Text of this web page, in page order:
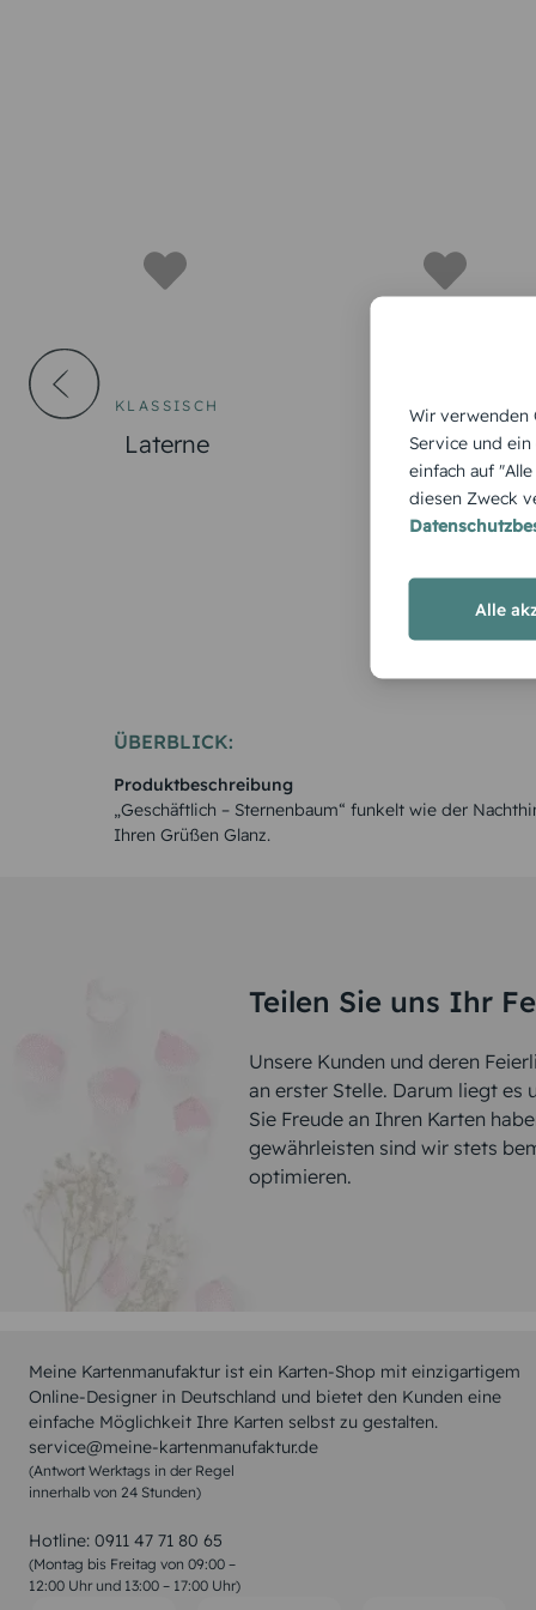
KLASSISCH
Laterne
KLASSISCH
ÜBERBLICK:
Produktbeschreibung
„Geschäftlich – Sternenbaum“ funkelt wie der
Ihren Grüßen Glanz.
Teilen Sie uns Ihr
Unsere Kunden und deren
an erster Stelle. Darum liegt es
Sie Freude an Ihren Karten
gewährleisten sind wir stets
optimieren.
Meine Kartenmanufaktur ist ein Karten-Shop mit einzigartigem
Online-Designer in Deutschland und bietet den Kunden eine
einfache Möglichkeit Ihre Karten selbst zu gestalten.
service@meine-kartenmanufaktur.de
(Antwort Werktags in der Regel
innerhalb von 24 Stunden)
Hotline: 0911 47 71 80 65
(Montag bis Freitag von 09:00 –
12:00 Uhr und 13:00 – 17:00 Uhr)
Wir verwenden
Service und
einfach auf
diesen Zweck
Alle